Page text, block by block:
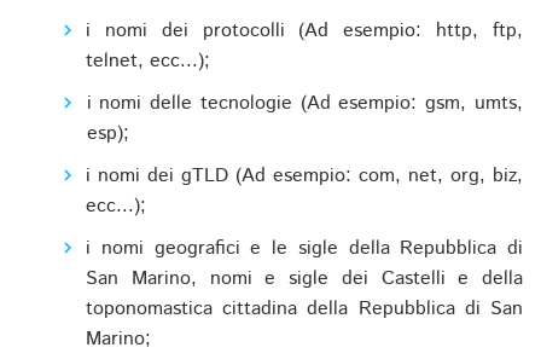
i nomi dei protocolli (Ad esempio: http, ftp,
telnet, ecc...);
i nomi delle tecnologie (Ad esempio: gsm, umts,
esp);
i nomi dei gTLD (Ad esempio: com, net, org, biz,
ecc...);
i nomi geografici e le sigle della Repubblica di
San Marino, nomi e sigle dei Castelli e della
toponomastica cittadina della Repubblica di San
Marino;